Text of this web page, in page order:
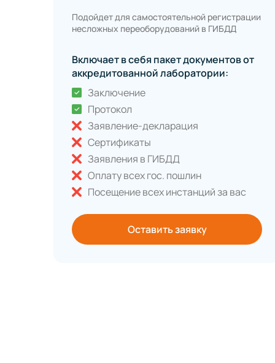
Подойдет для самостоятельной регистрации
несложных переоборудований в ГИБДД
Включает в себя пакет документов от
аккредитованной лаборатории:
Заключение
Протокол
Заявление-декларация
Сертификаты
Заявления в ГИБДД
Оплату всех гос. пошлин
Посещение всех инстанций за вас
Оставить заявку